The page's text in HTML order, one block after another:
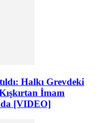
Halkı Grevdeki
İmam
[VIDEO]